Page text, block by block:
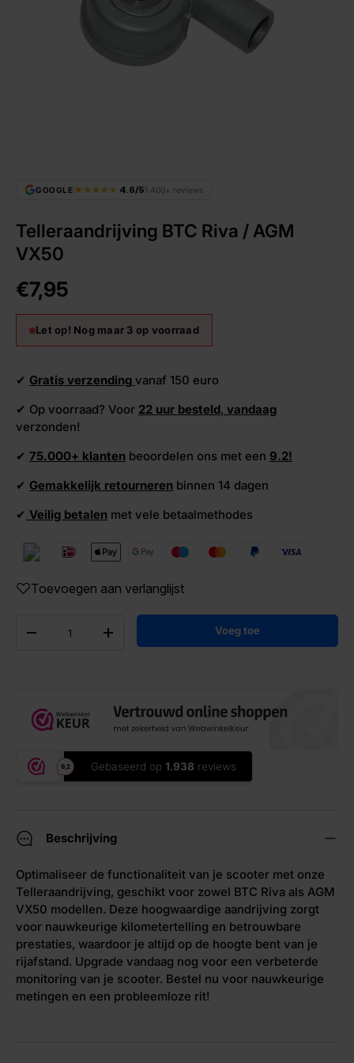
GOOGLE 4.6/51.400+ reviews
Telleraandrijving BTC Riva / AGM
VX50
€7,95
Let op! Nog maar 3 op voorraad
✔ Gratis verzending vanaf 150 euro
✔ Op voorraad? Voor 22 uur besteld, vandaag
verzonden!
✔ 75.000+ klanten beoordelen ons met een 9.2!
✔ Gemakkelijk retourneren binnen 14 dagen
✔ Veilig betalen met vele betaalmethodes
Toevoegen aan verlanglijst
-
+
Voeg toe
Beschrijving
Optimaliseer de functionaliteit van je scooter met onze
Telleraandrijving, geschikt voor zowel BTC Riva als AGM
VX50 modellen. Deze hoogwaardige aandrijving zorgt
voor nauwkeurige kilometertelling en betrouwbare
prestaties, waardoor je altijd op de hoogte bent van je
rijafstand. Upgrade vandaag nog voor een verbeterde
monitoring van je scooter. Bestel nu voor nauwkeurige
metingen en een probleemloze rit!